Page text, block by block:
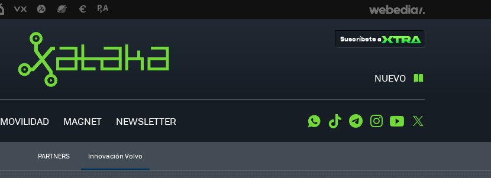
NUEVO
Suscríbete a
MOVILIDAD MAGNET NEWSLETTER WhatsApp
Tiktok TelegramInstagramYoutube
PARTNERS Innovación Volvo